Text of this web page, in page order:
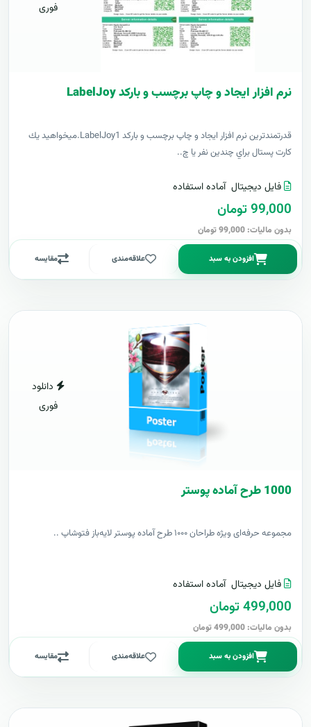
فوری
نرم افزار ایجاد و چاپ برچسب و بارکد LabelJoy
قدرتمندترين نرم افزار ایجاد و چاپ برچسب و بارکد LabelJoy1.ميخواهيد يك
كارت پستال براي چندين نفر يا چ..
فایل دیجیتال آماده استفاده
99,000 تومان
بدون مالیات: 99,000 تومان
افزودن به سبد علاقه‌مندی مقایسه
دانلود
فوری
1000 طرح آماده پوستر
مجموعه حرفه‌ای ویژه طراحان ۱۰۰۰ طرح آماده پوستر لایه‌باز فتوشاپ ..
فایل دیجیتال آماده استفاده
499,000 تومان
بدون مالیات: 499,000 تومان
افزودن به سبد علاقه‌مندی مقایسه